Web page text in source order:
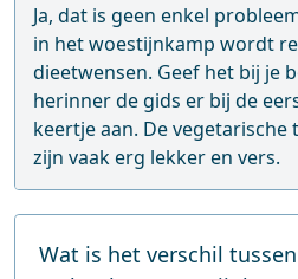
Ja, dat is geen enkel
in het woestijnkamp wordt
dieetwensen. Geef het bij je
herinner de gids er bij de
keertje aan. De vegetarische
zijn vaak erg lekker en vers.
Wat is het verschil